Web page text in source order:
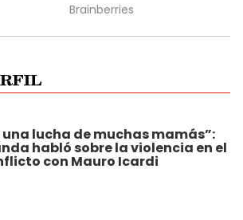
una lucha de muchas mamás”:
habló sobre la violencia en el
con Mauro Icardi